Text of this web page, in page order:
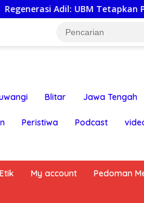
Adil: UBM Tetapkan Pergiliran
Blitar Jawa Tengah
Peristiwa Podcast
My account Pedoman